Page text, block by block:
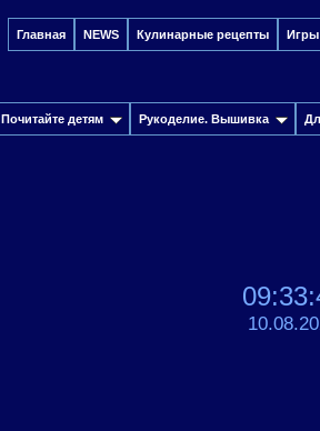
Главная NEWS Кулинарные рецепты Игры
Почитайте детям Рукоделие. Вышивка